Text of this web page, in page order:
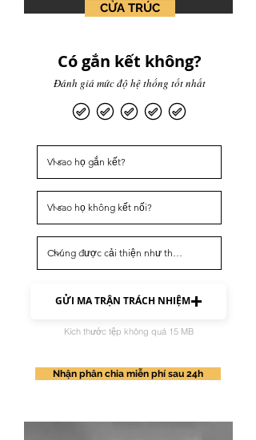
CỬA TRÚC
Có gắn kết không?
Đánh giá mức độ hệ thống tốt nhất
GỬI MA TRẬN TRÁCH NHIỆM
Kích thước tệp không quá 15 MB
Nhận phân chia miễn phí sau 24h